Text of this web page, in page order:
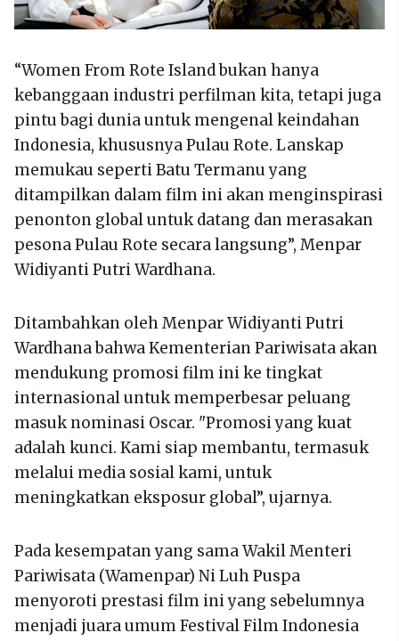
“Women From Rote Island bukan hanya
kebanggaan industri perfilman kita, tetapi juga
pintu bagi dunia untuk mengenal keindahan
Indonesia, khususnya Pulau Rote. Lanskap
memukau seperti Batu Termanu yang
ditampilkan dalam film ini akan menginspirasi
penonton global untuk datang dan merasakan
pesona Pulau Rote secara langsung”, Menpar
Widiyanti Putri Wardhana.
Ditambahkan oleh Menpar Widiyanti Putri
Wardhana bahwa Kementerian Pariwisata akan
mendukung promosi film ini ke tingkat
internasional untuk memperbesar peluang
masuk nominasi Oscar. "Promosi yang kuat
adalah kunci. Kami siap membantu, termasuk
melalui media sosial kami, untuk
meningkatkan eksposur global”, ujarnya.
Pada kesempatan yang sama Wakil Menteri
Pariwisata (Wamenpar) Ni Luh Puspa
menyoroti prestasi film ini yang sebelumnya
menjadi juara umum Festival Film Indonesia